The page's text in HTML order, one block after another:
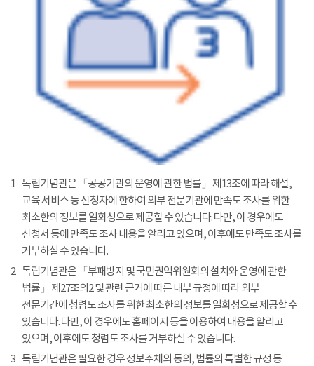
1 독립기념관은 「공공기관의 운영에 관한 법률」 제13조에 따라 해설,
교육 서비스 등 신청자에 한하여 외부 전문기관에 만족도 조사를 위한
최소한의 정보를 일회성으로 제공할 수 있습니다. 다만, 이 경우에도
신청서 등에 만족도 조사 내용을 알리고 있으며, 이후에도 만족도 조사를
거부하실 수 있습니다.
2 독립기념관은 「부패방지 및 국민권익위원회의 설치와 운영에 관한
법률」 제27조의2 및 관련 근거에 따른 내부 규정에 따라 외부
전문기간에 청렴도 조사를 위한 최소한의 정보를 일회성으로 제공할 수
있습니다. 다만, 이 경우에도 홈페이지 등을 이용하여 내용을 알리고
있으며, 이후에도 청렴도 조사를 거부하실 수 있습니다.
3 독립기념관은 필요한 경우 정보주체의 동의, 법률의 특별한 규정 등